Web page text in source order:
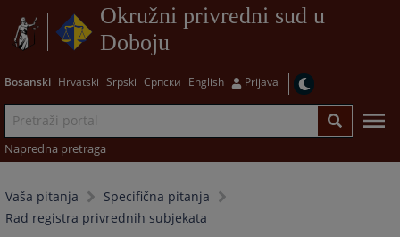
Okružni privredni sud u
Doboju
Bosanski Hrvatski Srpski Српски English Prijava
Napredna pretraga
Vaša pitanja
Specifična pitanja
Rad registra privrednih subjekata